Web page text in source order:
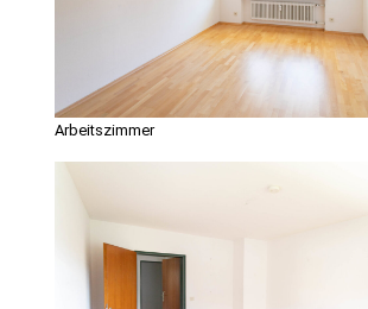
Arbeitszimmer